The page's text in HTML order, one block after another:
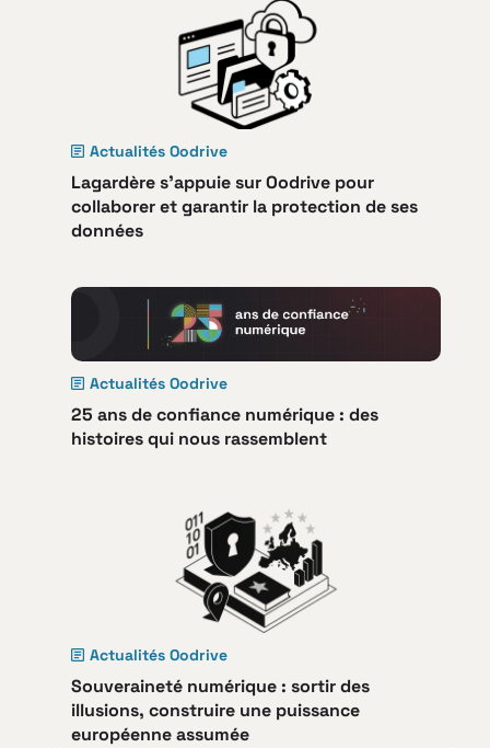
Actualités Oodrive
Lagardère s’appuie sur Oodrive pour
collaborer et garantir la protection de ses
données
Actualités Oodrive
25 ans de confiance numérique : des
histoires qui nous rassemblent
Actualités Oodrive
Souveraineté numérique : sortir des
illusions, construire une puissance
européenne assumée